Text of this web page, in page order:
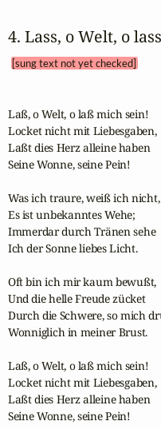
4. Lass, o Welt, o
[sung text not yet checked]
Laß, o Welt, o laß mich sein!
Locket nicht mit Liebesgaben,
Laßt dies Herz alleine haben
Seine Wonne, seine Pein!
Was ich traure, weiß ich nicht,
Es ist unbekanntes Wehe;
Immerdar durch Tränen sehe
Ich der Sonne liebes Licht.
Oft bin ich mir kaum bewußt,
Und die helle Freude zücket
Durch die Schwere, so mich
Wonniglich in meiner Brust.
Laß, o Welt, o laß mich sein!
Locket nicht mit Liebesgaben,
Laßt dies Herz alleine haben
Seine Wonne, seine Pein!